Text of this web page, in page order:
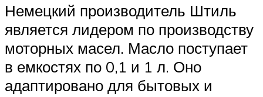
Немецкий производитель Штиль
является лидером по производству
моторных масел. Масло поступает
в емкостях по 0,1 и 1 л. Оно
адаптировано для бытовых и